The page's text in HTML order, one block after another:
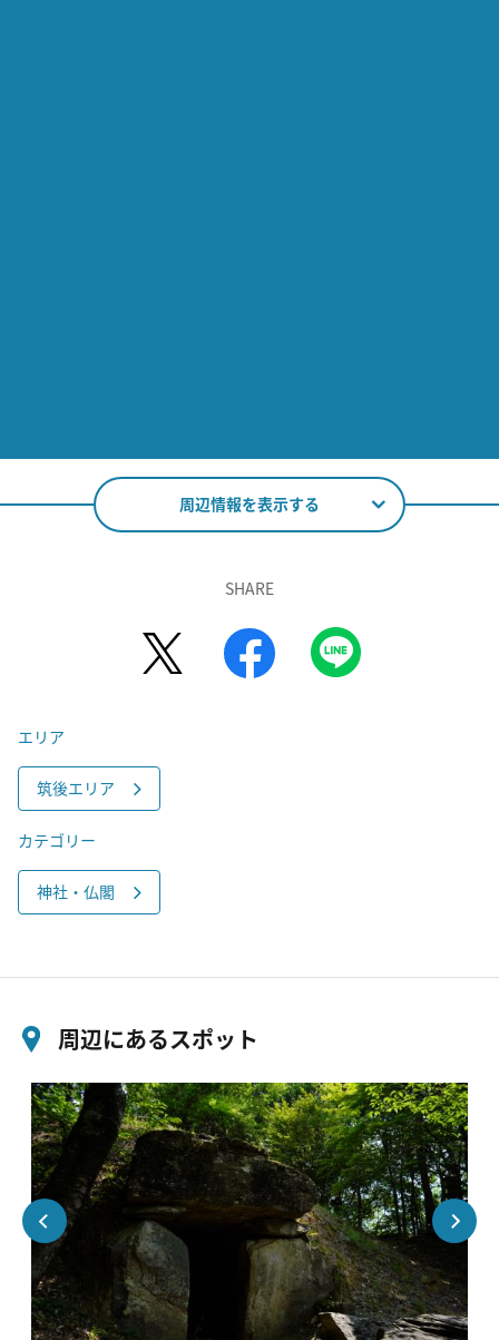
周辺情報を表示する
SHARE
エリア
筑後エリア
カテゴリー
神社・仏閣
周辺にあるスポット